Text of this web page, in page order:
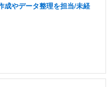
成やデータ整理を担当/未経